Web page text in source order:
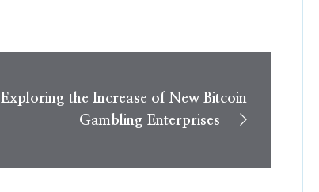
Exploring the Increase of New Bitcoin
Gambling Enterprises